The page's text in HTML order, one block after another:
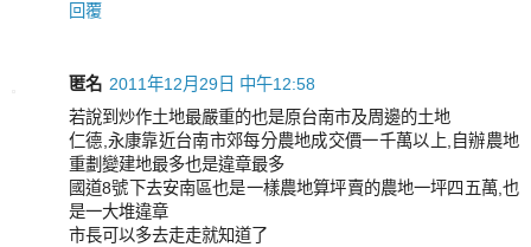
回覆
匿名 2011年12月29日 中午12:58
若說到炒作土地最嚴重的也是原台南市及周邊的土地
仁德,永康靠近台南市郊每分農地成交價一千萬以上,自辦農地
重劃變建地最多也是違章最多
國道8號下去安南區也是一樣農地算坪賣的農地一坪四五萬,也
是一大堆違章
市長可以多去走走就知道了